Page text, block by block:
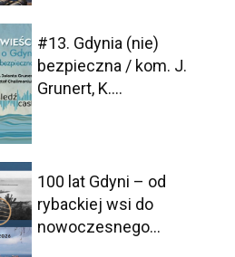
#13. Gdynia (nie)
bezpieczna / kom. J.
Grunert, K....
100 lat Gdyni – od
rybackiej wsi do
nowoczesnego...